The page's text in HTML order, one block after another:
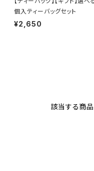
個入ティーバッグセット
¥2,650
該当する商品